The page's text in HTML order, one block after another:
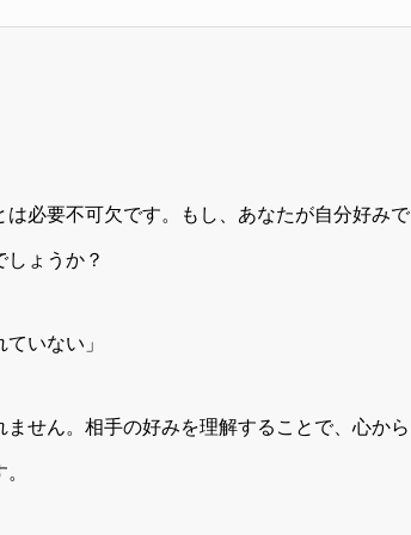
必要不可欠です。もし、あなたが自分好みで
ょうか？
いない」
せん。相手の好みを理解することで、心から